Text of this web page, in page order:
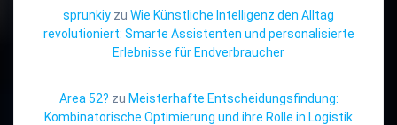
sprunkiy zu Wie Künstliche Intelligenz den Alltag
revolutioniert: Smarte Assistenten und personalisierte
Erlebnisse für Endverbraucher
Area 52? zu Meisterhafte Entscheidungsfindung:
Kombinatorische Optimierung und ihre Rolle in Logistik